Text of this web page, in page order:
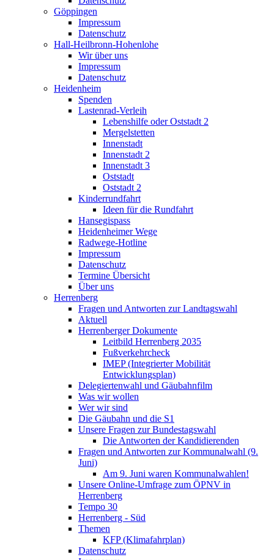
Göppingen
Impressum
Datenschutz
Hall-Heilbronn-Hohenlohe
Wir über uns
Impressum
Datenschutz
Heidenheim
Spenden
Lastenrad-Verleih
Lebenshilfe oder Oststadt 2
Mergelstetten
Innenstadt
Innenstadt 2
Innenstadt 3
Oststadt
Oststadt 2
Kinderrundfahrt
Ideen für die Rundfahrt
Hansegispass
Heidenheimer Wege
Radwege-Hotline
Impressum
Datenschutz
Termine Übersicht
Über uns
Herrenberg
Fragen und Antworten zur Landtagswahl
Aktuell
Herrenberger Dokumente
Leitbild Herrenberg 2035
Fußverkehrcheck
IMEP (Integrierter Mobilität
Entwicklungsplan)
Delegiertenwahl und Gäubahnfilm
Was wir wollen
Wer wir sind
Die Gäubahn und die S1
Unsere Fragen zur Bundestagswahl
Die Antworten der Kandidierenden
Fragen und Antworten zur Kommunalwahl (9.
Juni)
Am 9. Juni waren Kommunalwahlen!
Unsere Online-Umfrage zum ÖPNV in
Herrenberg
Tempo 30
Herrenberg - Süd
Themen
KFP (Klimafahrplan)
Datenschutz